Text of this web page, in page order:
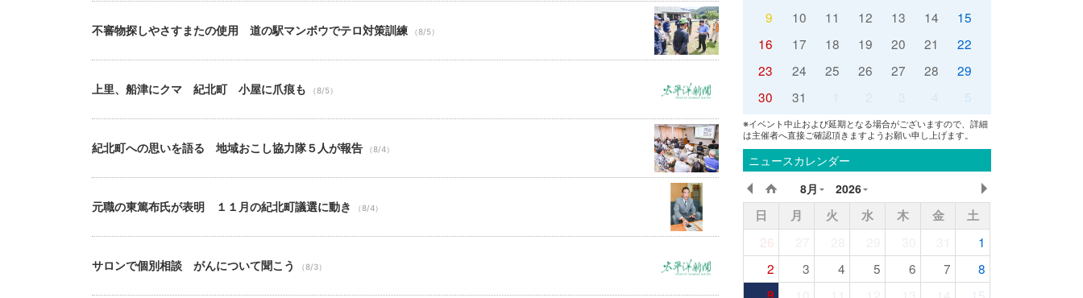
不審物探しやさすまたの使用 道の駅マンボウでテロ対策訓練 （8/5）
上里、船津にクマ 紀北町 小屋に爪痕も （8/5）
紀北町への思いを語る 地域おこし協力隊５人が報告 （8/4）
元職の東篤布氏が表明 １１月の紀北町議選に動き （8/4）
サロンで個別相談 がんについて聞こう （8/3）
9
10 11 12 13 14
15
16
17 18 19 20 21
22
23
24 25 26 27 28
29
30
31 5
※イベント中止および延期となる場合がございますので、詳細
は主催者へ直接ご確認頂きますようお願い申し上げます。
ニュースカレンダー
8月 2026
日 月 火 水 木 金
土
26
1
2
3 4 5 6 7
8